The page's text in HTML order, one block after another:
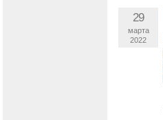
29
марта
2022